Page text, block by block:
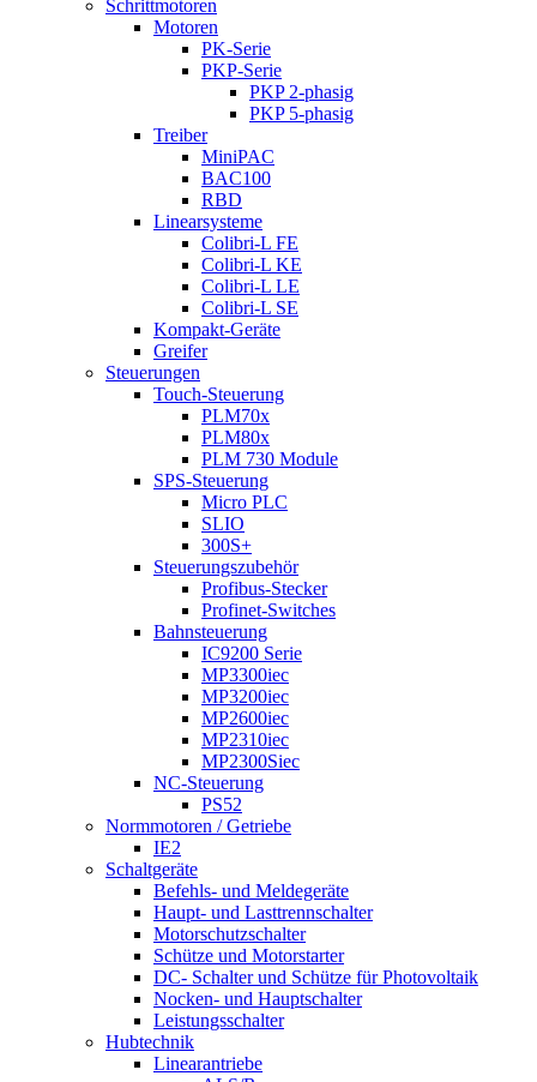
Schrittmotoren
Motoren
PK-Serie
PKP-Serie
PKP 2-phasig
PKP 5-phasig
Treiber
MiniPAC
BAC100
RBD
Linearsysteme
Colibri-L FE
Colibri-L KE
Colibri-L LE
Colibri-L SE
Kompakt-Geräte
Greifer
Steuerungen
Touch-Steuerung
PLM70x
PLM80x
PLM 730 Module
SPS-Steuerung
Micro PLC
SLIO
300S+
Steuerungszubehör
Profibus-Stecker
Profinet-Switches
Bahnsteuerung
IC9200 Serie
MP3300iec
MP3200iec
MP2600iec
MP2310iec
MP2300Siec
NC-Steuerung
PS52
Normmotoren / Getriebe
IE2
Schaltgeräte
Befehls- und Meldegeräte
Haupt- und Lasttrennschalter
Motorschutzschalter
Schütze und Motorstarter
DC- Schalter und Schütze für Photovoltaik
Nocken- und Hauptschalter
Leistungsschalter
Hubtechnik
Linearantriebe